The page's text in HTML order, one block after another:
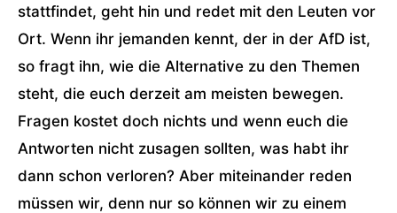
stattfindet, geht hin und redet mit den Leuten vor
Ort. Wenn ihr jemanden kennt, der in der AfD ist,
so fragt ihn, wie die Alternative zu den Themen
steht, die euch derzeit am meisten bewegen.
Fragen kostet doch nichts und wenn euch die
Antworten nicht zusagen sollten, was habt ihr
dann schon verloren? Aber miteinander reden
müssen wir, denn nur so können wir zu einem